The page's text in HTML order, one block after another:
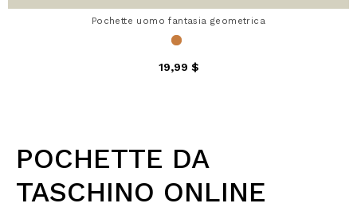
Pochette uomo fantasia geometrica
19,99 $
POCHETTE DA
TASCHINO ONLINE